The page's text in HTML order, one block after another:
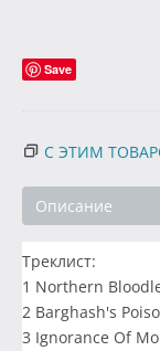
Save
С ЭТИМ
Описание
Треклист:
1 Northern
2 Barghash's
3 Ignorance Of